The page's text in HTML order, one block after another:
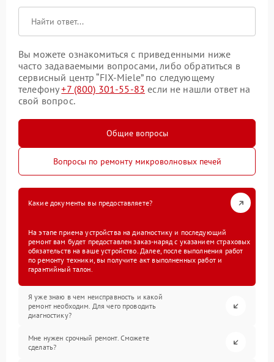
Вы можете ознакомиться с приведенными ниже
часто задаваемыми вопросами, либо обратиться в
сервисный центр “FIX-Miele” по следующему
телефону+7 (800) 301-55-83 если не нашли ответ на
свой вопрос.
Общие вопросы
Вопросы по ремонту микроволновых печей
Какие документы вы предоставляете?
На этапе приема устройства на диагностику и последующий
ремонт вам будет предоставлен заказ-наряд с указанием страховых
обязательств на ваше устройство. Далее, после выполнения работ
по ремонту техники, вы получите акт выполненных работ и
гарантийный талон.
Я уже знаю в чем неисправность и какой
ремонт необходим. Для чего проводить
диагностику?
Мне нужен срочный ремонт. Сможете
сделать?